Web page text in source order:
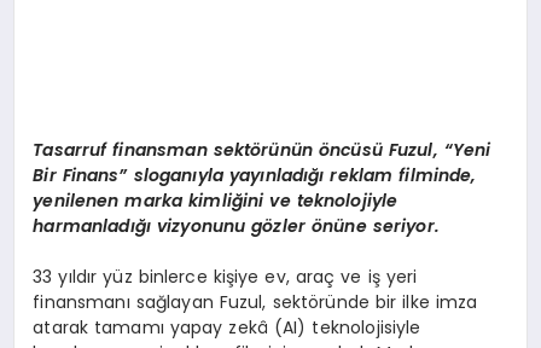
Tasarruf finansman sektörünün öncüsü Fuzul, “Yeni
Bir Finans” sloganıyla yayınladığı reklam filminde,
yenilenen marka kimliğini ve teknolojiyle
harmanladığı vizyonunu gözler önüne seriyor.
33 yıldır yüz binlerce kişiye ev, araç ve iş yeri
finansmanı sağlayan Fuzul, sektöründe bir ilke imza
atarak tamamı yapay zekâ (AI) teknolojisiyle